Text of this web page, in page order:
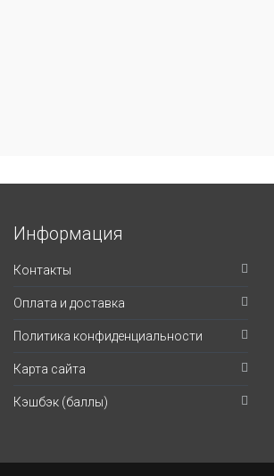
Информация
Контакты
Оплата и доставка
Политика конфиденциальности
Карта сайта
Кэшбэк (баллы)